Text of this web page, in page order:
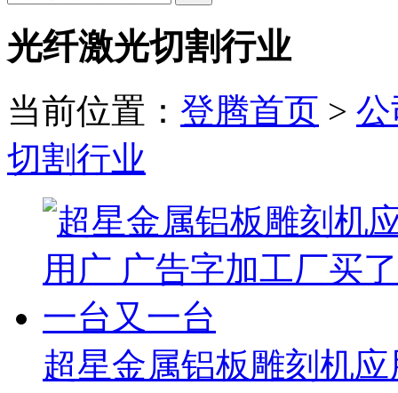
光纤激光切割行业
当前位置： 登腾首页 >
切割行业
超星金属铝板雕刻机